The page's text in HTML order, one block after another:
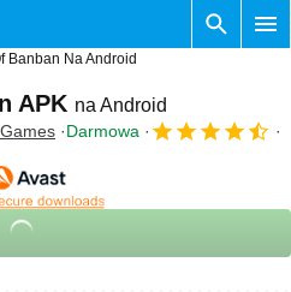
Banban Na Android
APK na Android
Darmowa